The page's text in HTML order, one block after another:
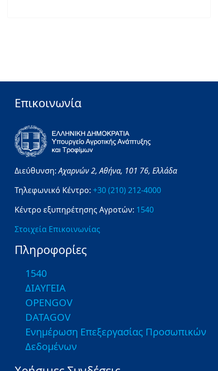
Επικοινωνία
Διεύθυνση:Αχαρνών 2,Αθήνα, 101 76, Ελλάδα
Τηλεφωνικό Κέντρο: +30 (210) 212-4000
Κέντρο εξυπηρέτησης Αγροτών: 1540
Στοιχεία Επικοινωνίας
Πληροφορίες
1540
ΔΙΑΥΓΕΙΑ
OPENGOV
DATAGOV
Ενημέρωση Επεξεργασίας Προσωπικών
Δεδομένων